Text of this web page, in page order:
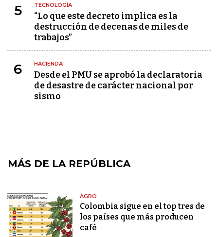
5 TECNOLOGÍA
“Lo que este decreto implica es la
destrucción de decenas de miles de
trabajos”
6 HACIENDA
Desde el PMU se aprobó la declaratoria
de desastre de carácter nacional por
sismo
MÁS DE LA REPÚBLICA
AGRO
Colombia sigue en el top tres de
los países que más producen
café